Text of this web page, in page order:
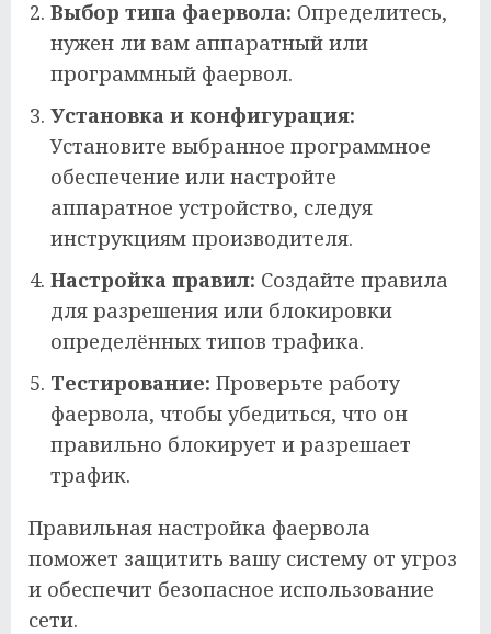
Выбор типа фаервола: Определитесь,
нужен ли вам аппаратный или
программный фаервол.
Установка и конфигурация:
Установите выбранное программное
обеспечение или настройте
аппаратное устройство, следуя
инструкциям производителя.
Настройка правил: Создайте правила
для разрешения или блокировки
определённых типов трафика.
Тестирование: Проверьте работу
фаервола, чтобы убедиться, что он
правильно блокирует и разрешает
трафик.
Правильная настройка фаервола
поможет защитить вашу систему от угроз
и обеспечит безопасное использование
сети.